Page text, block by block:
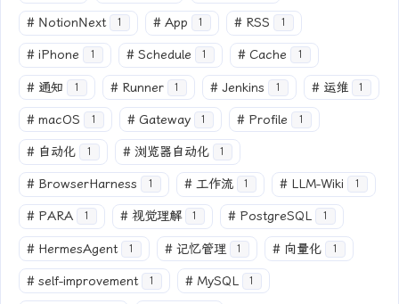
# NotionNext 1 # App 1 # RSS 1
# iPhone 1 # Schedule 1 # Cache 1
# 通知 1 # Runner 1 # Jenkins 1 # 运维 1
# macOS 1 # Gateway 1 # Profile 1
# 自动化 1 # 浏览器自动化 1
# BrowserHarness 1 # 工作流 1 # LLM-Wiki 1
# PARA 1 # 视觉理解 1 # PostgreSQL 1
# HermesAgent 1 # 记忆管理 1 # 向量化 1
# self-improvement 1 # MySQL 1